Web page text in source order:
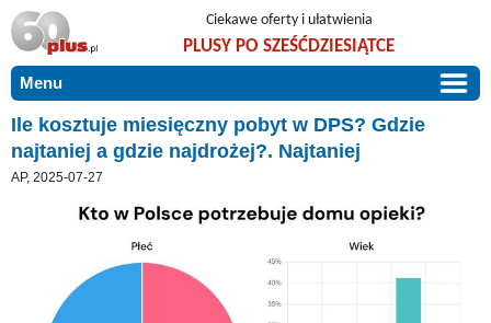
Ciekawe oferty i ułatwienia
PLUSY PO SZEŚĆDZIESIĄTCE
Menu
START
PROMOCJE
Użyteczne porady
Szlachetne zdrowie
ZGŁOŚ OFERTĘ
O NAS
Ile kosztuje miesięczny pobyt w DPS? Gdzie
najtaniej a gdzie najdrożej?. Najtaniej
AP, 2025-07-27